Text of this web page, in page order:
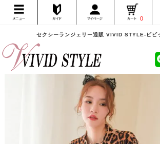
セクシーランジェリー通販 VIVID STYLE-ビビ
0